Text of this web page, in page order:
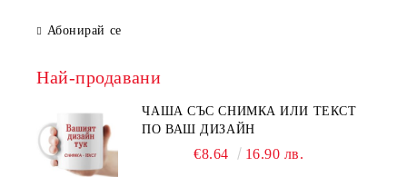
Абонирай се
Най-продавани
ЧАША СЪС СНИМКА ИЛИ ТЕКСТ
ПО ВАШ ДИЗАЙН
€8.64 16.90 лв.